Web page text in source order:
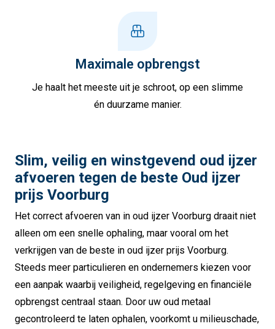
Maximale opbrengst
Je haalt het meeste uit je schroot, op een slimme
én duurzame manier.
Slim, veilig en winstgevend oud ijzer
afvoeren tegen de beste Oud ijzer
prijs Voorburg
Het correct afvoeren van in oud ijzer Voorburg draait niet
alleen om een snelle ophaling, maar vooral om het
verkrijgen van de beste in oud ijzer prijs Voorburg.
Steeds meer particulieren en ondernemers kiezen voor
een aanpak waarbij veiligheid, regelgeving en financiële
opbrengst centraal staan. Door uw oud metaal
gecontroleerd te laten ophalen, voorkomt u milieuschade,